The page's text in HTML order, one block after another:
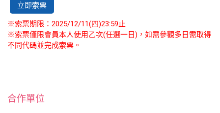
立即索票
※索票期限：2025/12/11(四)23:59止
※索票僅限會員本人使用乙次(任選一日)，如需參觀多日需取得
不同代碼並完成索票。
合作單位